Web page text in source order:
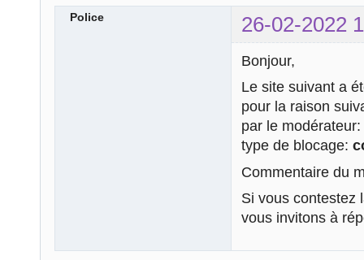
Police 26-02-2022
Bonjour,
Le site suivant a
pour la raison
par le modérateur:
type de blocage:
Commentaire du
Si vous contestez
vous invitons à